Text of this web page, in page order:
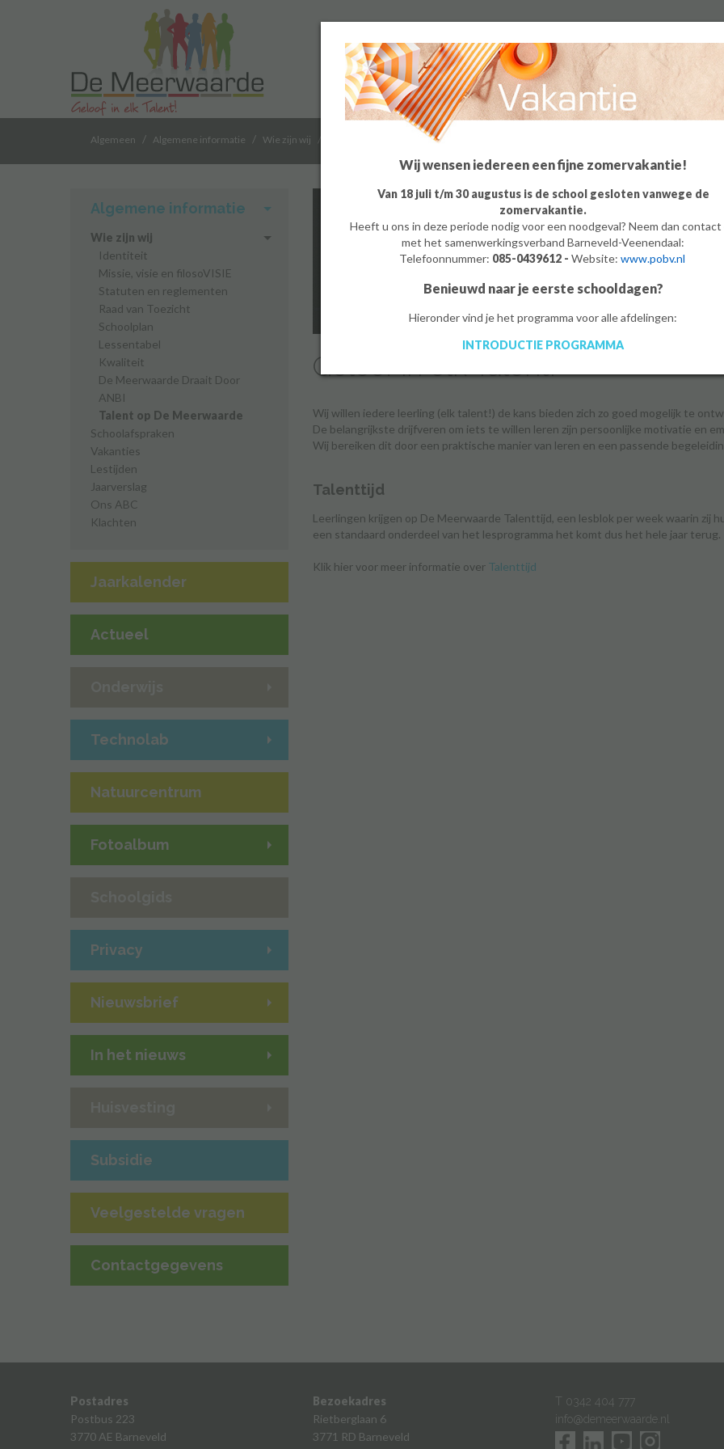
Wij wensen iedereen een fijne zomervakantie!
Van 18 juli t/m 30 augustus is de school gesloten vanwege de
zomervakantie.
Heeft u ons in deze periode nodig voor een noodgeval? Neem dan contact
met het samenwerkingsverband Barneveld-Veenendaal:
Telefoonnummer: 085-0439612 - Website: www.pobv.nl
Benieuwd naar je eerste schooldagen?
Hieronder vind je het programma voor alle afdelingen:
INTRODUCTIE PROGRAMMA
o
m
Algemeen Groep 8 Ouders
Algemeen / Algemene informatie / Wie zijn wij / Talent op De Meerwaarde
Algemene informatie
Wie zijn wij
Identiteit
Missie, visie en filosoVISIE
Statuten en reglementen
Raad van Toezicht
Schoolplan
Lessentabel
Kwaliteit
De Meerwaarde Draait Door
ANBI
Talent op De Meerwaarde
Schoolafspraken
Vakanties
Lestijden
Jaarverslag
Ons ABC
Klachten
Jaarkalender
Actueel
Technolab
Natuurcentrum
Fotoalbum
Privacy
Nieuwsbrief
In het nieuws
Subsidie
Veelgestelde vragen
Contactgegevens
Geloof in elk Talent!
Wij willen iedere leerling (elk talent!) de kans bieden zich zo goed mogelijk te
De belangrijkste drijfveren om iets te willen leren zijn persoonlijke motivatie en
Wij bereiken dit door een praktische manier van leren en een passende
Talenttijd
Leerlingen krijgen op De Meerwaarde Talenttijd, een lesblok per week waarin
een standaard onderdeel van het lesprogramma het komt dus het hele jaar terug.
Klik hier voor meer informatie over Talenttijd
Postadres
Postbus 223
3770 AE Barneveld
Bezoekadres
Rietberglaan 6
3771 RD Barneveld
T 0342 404 777
info@demeerwaarde.nl